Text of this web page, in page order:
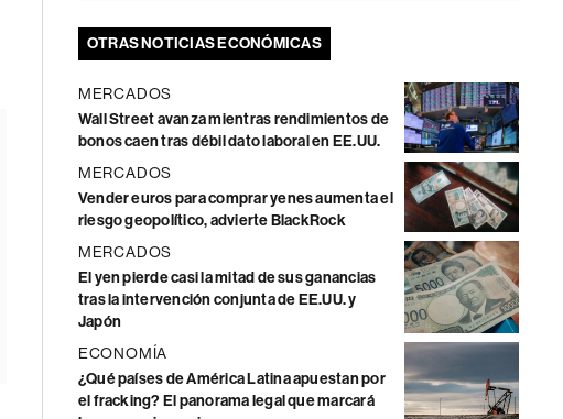
OTRAS NOTICIAS ECONÓMICAS
MERCADOS
Wall Street avanza mientras rendimientos de
bonos caen tras débil dato laboral en EE.UU.
MERCADOS
Vender euros para comprar yenes aumenta el
riesgo geopolítico, advierte BlackRock
MERCADOS
El yen pierde casi la mitad de sus ganancias
tras la intervención conjunta de EE.UU. y
Japón
ECONOMÍA
¿Qué países de América Latina apuestan por
el fracking? El panorama legal que marcará